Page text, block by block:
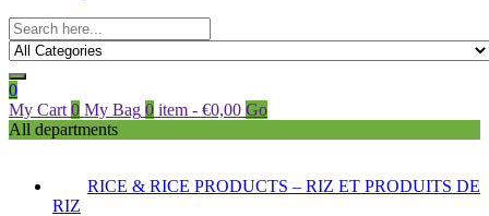
0
My Cart 0 My Bag 0 item - €0,00 Go
All departments
RICE & RICE PRODUCTS – RIZ ET PRODUITS DE
RIZ